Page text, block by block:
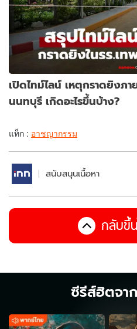
เปิดไทม์ไลน์ เหตุกราดยิงภา
นนทบุรี เกิดอะไรขึ้นบ้าง?
แท็ก : อาชญากรรม
สนับสนุนเนื้อหา
กลับขึ้
ซีรีส์ฮิตจาก